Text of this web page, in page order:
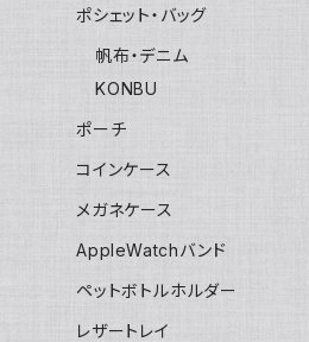
ポシェット・バッグ
帆布・デニム
KONBU
ポーチ
コインケース
メガネケース
AppleWatchバンド
ペットボトルホルダー
レザートレイ